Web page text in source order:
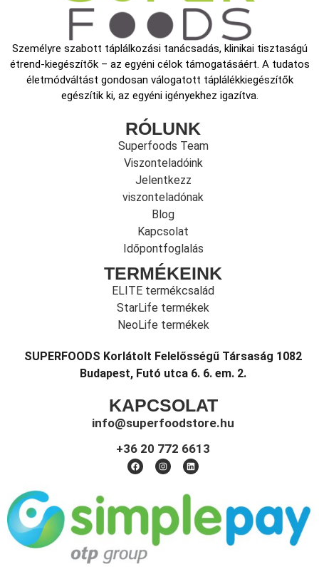
Személyre szabott táplálkozási tanácsadás, klinikai tisztaságú
étrend-kiegészítők – az egyéni célok támogatásáért. A tudatos
életmódváltást gondosan válogatott táplálékkiegészítők
egészítik ki, az egyéni igényekhez igazítva.
RÓLUNK
Superfoods Team
Viszonteladóink
Jelentkezz
viszonteladónak
Blog
Kapcsolat
Időpontfoglalás
TERMÉKEINK
ELITE termékcsalád
StarLife termékek
NeoLife termékek
SUPERFOODS Korlátolt Felelősségű Társaság 1082
Budapest, Futó utca 6. 6. em. 2.
KAPCSOLAT
info@superfoodstore.hu
+36 20 772 6613